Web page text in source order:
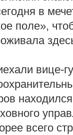
в
поле»,
вице-
всего